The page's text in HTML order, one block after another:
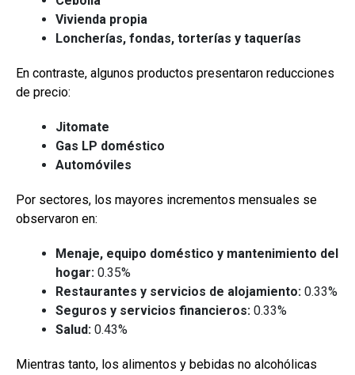
Vivienda propia
Loncherías, fondas, torterías y taquerías
En contraste, algunos productos presentaron reducciones
de precio:
Jitomate
Gas LP doméstico
Automóviles
Por sectores, los mayores incrementos mensuales se
observaron en:
Menaje, equipo doméstico y mantenimiento del
hogar: 0.35%
Restaurantes y servicios de alojamiento: 0.33%
Seguros y servicios financieros: 0.33%
Salud: 0.43%
Mientras tanto, los alimentos y bebidas no alcohólicas